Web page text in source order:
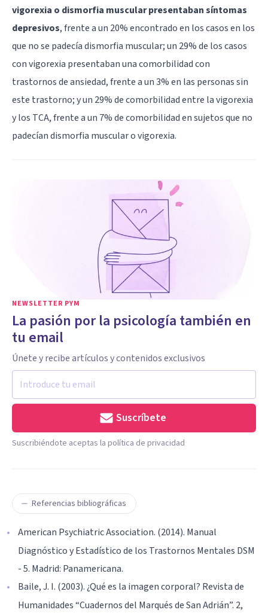
vigorexia o dismorfia muscular presentaban síntomas
depresivos, frente a un 20% encontrado en los casos en los
que no se padecía dismorfia muscular; un 29% de los casos
con vigorexia presentaban una comorbilidad con
trastornos de ansiedad, frente a un 3% en las personas sin
este trastorno; y un 29% de comorbilidad entre la vigorexia
y los TCA, frente a un 7% de comorbilidad en sujetos que no
padecían dismorfia muscular o vigorexia.
NEWSLETTER PYM
La pasión por la psicología también en
tu email
Únete y recibe artículos y contenidos exclusivos
Suscríbete
Suscribiéndote aceptas la política de privacidad
Referencias bibliográficas
American Psychiatric Association. (2014). Manual
Diagnóstico y Estadístico de los Trastornos Mentales DSM
- 5. Madrid: Panamericana.
Baile, J. I. (2003). ¿Qué es la imagen corporal? Revista de
Humanidades “Cuadernos del Marqués de San Adrián”. 2,